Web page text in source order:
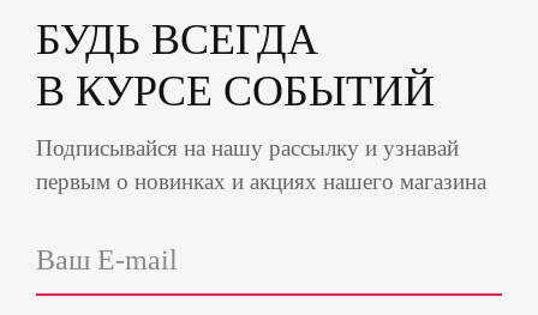
БУДЬ ВСЕГДА
В КУРСЕ СОБЫТИЙ
Подписывайся на нашу рассылку и узнавай
первым о новинках и акциях нашего магазина